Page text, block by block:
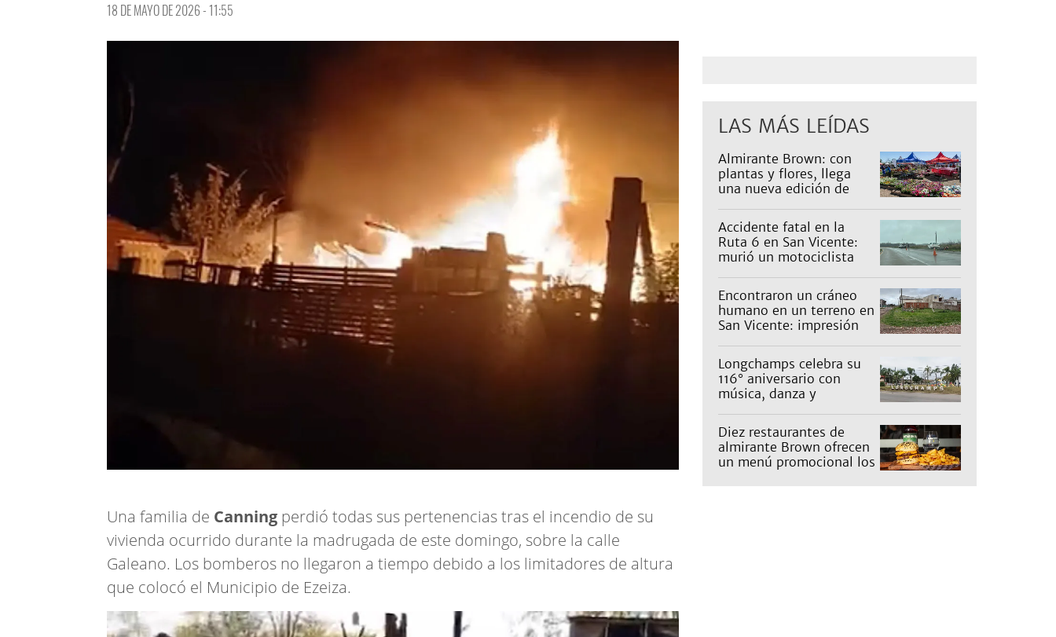
18 DE MAYO DE 2026 - 11:55
Una familia de Canning perdió todas sus pertenencias tras el incendio de su
vivienda ocurrido durante la madrugada de este domingo, sobre la calle
Galeano. Los bomberos no llegaron a tiempo debido a los limitadores de altura
que colocó el Municipio de Ezeiza.
LAS MÁS LEÍDAS
Almirante Brown: con
plantas y flores, llega
una nueva edición de
Accidente fatal en la
Ruta 6 en San Vicente:
murió un motociclista
Encontraron un cráneo
humano en un terreno en
San Vicente: impresión
Longchamps celebra su
116° aniversario con
música, danza y
familia
Diez restaurantes de
almirante Brown ofrecen
un menú promocional los